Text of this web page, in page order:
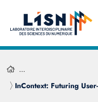
...
InContext: Futuring